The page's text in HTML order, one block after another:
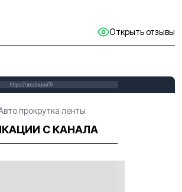
Открыть отзывы
https://t.me/shuravi79
прокрутка ленты
С КАНАЛА